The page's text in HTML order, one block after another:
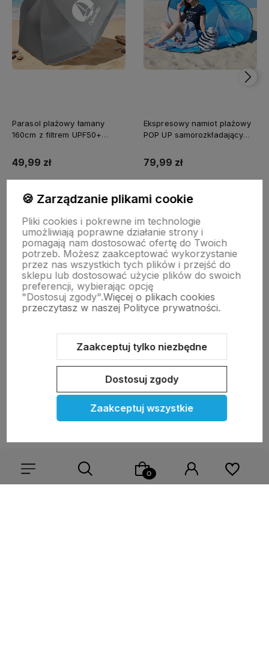
Parasol plażowy łamany
160cm z filtrem UPF50+
49,99 zł
Do koszyka
Ekspresowy namiot plażowy
POP UP samorozkładający
79,99 zł
Zapisz się na nasz newsletter – Wpisz adres e-mail
Pomoc
🍪 Zarządzanie plikami cookie
Pliki cookies i pokrewne im technologie
umożliwiają poprawne działanie strony i
pomagają nam dostosować ofertę do Twoich
potrzeb. Możesz zaakceptować wykorzystanie
przez nas wszystkich tych plików i przejść do
sklepu lub dostosować użycie plików do swoich
preferencji, wybierając opcję
"Dostosuj zgody".Więcej o plikach cookies
przeczytasz w naszej Polityce prywatności.
Zaakceptuj tylko niezbędne
Dostosuj zgody
Zaakceptuj wszystkie